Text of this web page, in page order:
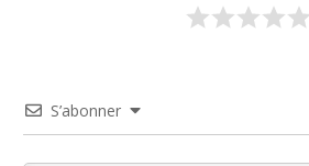
S’abonner